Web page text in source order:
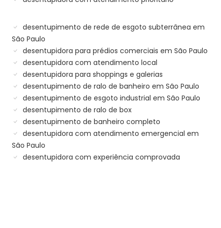
desentupimento de rede de esgoto subterrânea em
São Paulo
desentupidora para prédios comerciais em São Paulo
desentupidora com atendimento local
desentupidora para shoppings e galerias
desentupimento de ralo de banheiro em São Paulo
desentupimento de esgoto industrial em São Paulo
desentupimento de ralo de box
desentupimento de banheiro completo
desentupidora com atendimento emergencial em
São Paulo
desentupidora com experiência comprovada